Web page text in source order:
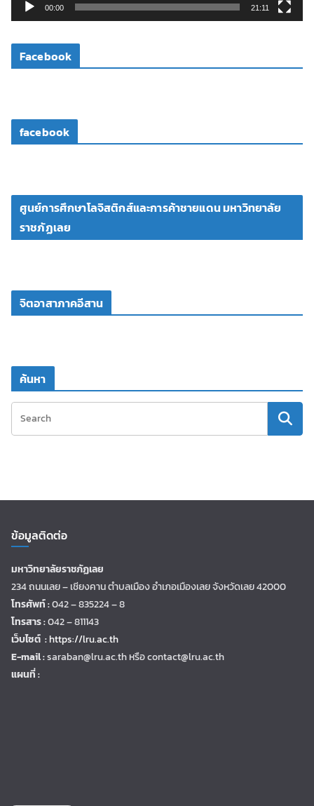
ดี
โ
00:00 21:11
Facebook
facebook
ศูนย์การศึกษาโลจิสติกส์และการค้าชายแดน มหาวิทยาลัย
ราชภัฏเลย
จิตอาสาภาคอีสาน
ค้นหา
ข้อมูลติดต่อ
มหาวิทยาลัยราชภัฏเลย
234 ถนนเลย – เชียงคาน ตำบลเมือง อำเภอเมืองเลย จังหวัดเลย 42000
โทรศัพท์ :042 – 835224 – 8
โทรสาร :042 – 811143
เว็บไซต์ :https://lru.ac.th
E-mail :saraban@lru.ac.thหรือ contact@lru.ac.th
แผนที่ :